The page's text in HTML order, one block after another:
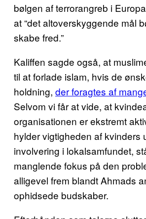
bølgen af terrorangreb i
at “det altoverskyggende mål
skabe fred.”
Kaliffen sagde også, at
til at forlade islam, hvis de
holdning, der foragtes af
Selvom vi får at vide, at
organisationen er ekstremt
hylder vigtigheden af kvinders
involvering i lokalsamfundet,
manglende fokus på den
alligevel frem blandt Ahmads
ophidsede budskaber.